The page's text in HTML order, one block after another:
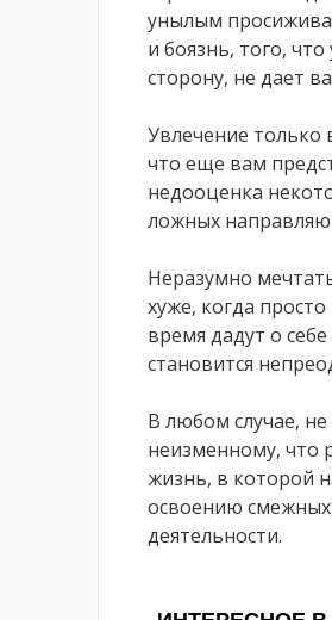
унылым
и боязнь, того,
сторону, не дает
Увлечение только
что еще вам
недооценка
ложных
Неразумно
хуже, когда
время дадут о
становится
В любом случае,
неизменному, что
жизнь, в которой
освоению смежных
деятельности.